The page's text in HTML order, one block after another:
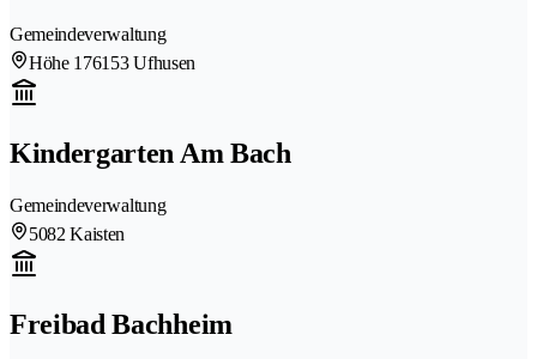
Gemeindeverwaltung
Höhe 176153 Ufhusen
Kindergarten Am Bach
Gemeindeverwaltung
5082 Kaisten
Freibad Bachheim